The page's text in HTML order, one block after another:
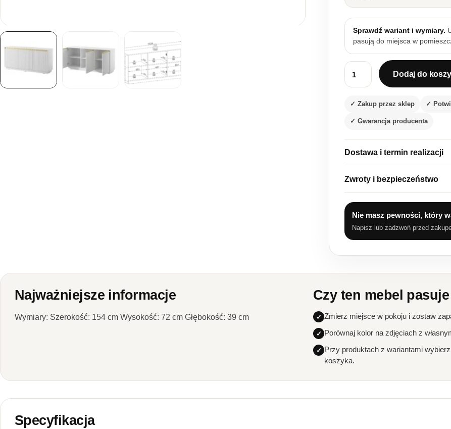
Sprawdź wariant i wymiary.
pasują do miejsca w
ilość Komoda biała Royal K-
Dodaj do
✓ Zakup przez sklep ✓
✓ Gwarancja producenta
Dostawa i termin realizacji
Zwroty i bezpieczeństwo
Nie masz pewności, który
Napisz lub zadzwoń przed
Najważniejsze informacje
Wymiary: Szerokość: 154 cm Wysokość: 72 cm Głębokość: 39 cm
Czy ten mebel
Zmierz miejsce w pokoju i zostaw
Porównaj kolor na zdjęciach z
Przy produktach z wariantami
koszyka.
Specyfikacja